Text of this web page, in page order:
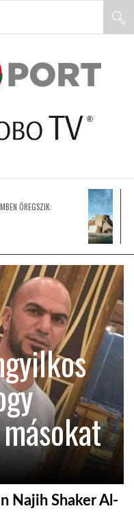
ÖREGSZIK:
Najih Shaker Al-